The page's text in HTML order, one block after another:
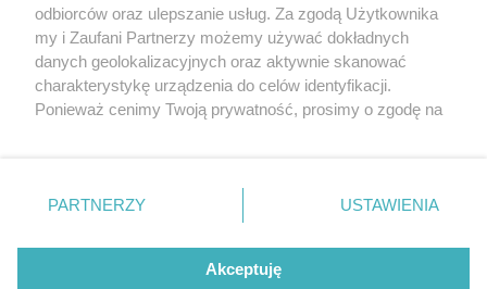
REKLAMA WSPÓŁPRACA RSS FACEBOOK KONTAKT
Nasze serwisy
Aktualności
Tcz24
Historia miasta
Muzyka i kultura
Archiwum wydarzeń
Zdjęcia miasta
odbiorców oraz ulepszanie usług. Za zgodą Użytkownika
my i Zaufani Partnerzy możemy używać dokładnych
danych geolokalizacyjnych oraz aktywnie skanować
charakterystykę urządzenia do celów identyfikacji.
Ponieważ cenimy Twoją prywatność, prosimy o zgodę na
znajdujący się w lewym dolnym rogu strony
. Niektóre
przetwarzaniu. Preferencje będą miały zastosowania tylko
PARTNERZY USTAWIENIA
Akceptuję